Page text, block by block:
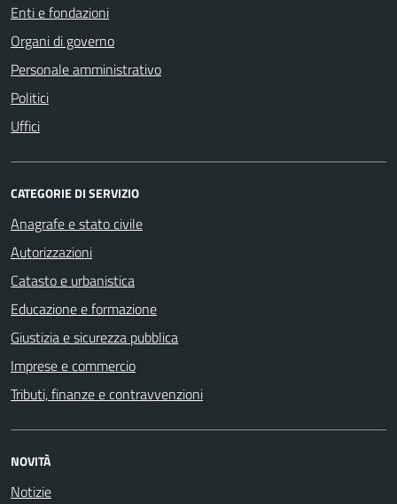
Enti e fondazioni
Organi di governo
Personale amministrativo
Politici
Uffici
CATEGORIE DI SERVIZIO
Anagrafe e stato civile
Autorizzazioni
Catasto e urbanistica
Educazione e formazione
Giustizia e sicurezza pubblica
Imprese e commercio
Tributi, finanze e contravvenzioni
NOVITÀ
Notizie